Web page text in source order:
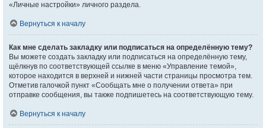
«Личные настройки» личного раздела.
Вернуться к началу
Как мне сделать закладку или подписаться на определённую тему?
Вы можете создать закладку или подписаться на определённую тему,
щёлкнув по соответствующей ссылке в меню «Управление темой»,
которое находится в верхней и нижней части страницы просмотра тем.
Отметив галочкой пункт «Сообщать мне о получении ответа» при
отправке сообщения, вы также подпишетесь на соответствующую тему.
Вернуться к началу